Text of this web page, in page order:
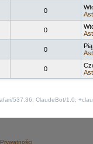
0
0
0
0
537.36; ClaudeBot/1.0;